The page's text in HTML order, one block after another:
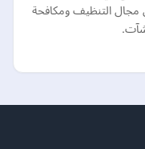
مجال التنظيف ومكافحة